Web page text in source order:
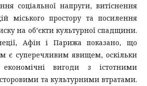
соціальної напруги, витіснення
міського простору та посилення
на об’єкти культурної спадщини.
Афін і Парижа показано, що
є суперечливим явищем, оскільки
економічні вигоди з істотними
та культурними втратами.